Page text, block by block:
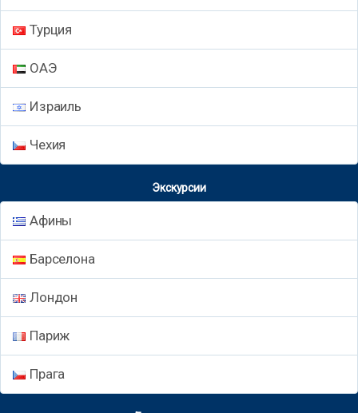
Турция
ОАЭ
Израиль
Чехия
Экскурсии
Афины
Барселона
Лондон
Париж
Прага